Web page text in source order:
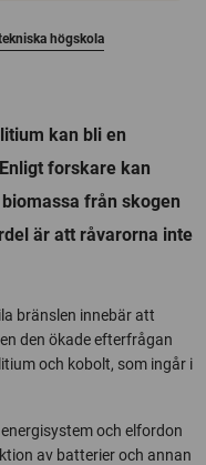
högskola
kan bli en
forskare kan
från skogen
är att råvarorna inte
bränslen innebär att
den ökade efterfrågan
och kobolt, som ingår i
och elfordon
av batterier och annan